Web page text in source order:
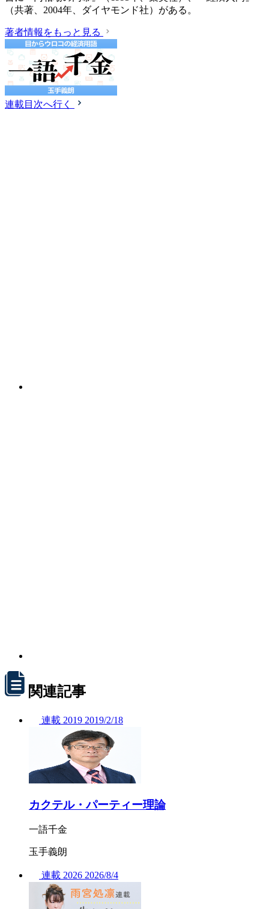
（共著、2004年、ダイヤモンド社）がある。
著者情報をもっと見る
連載目次へ行く
関連記事
連載 2019 2019/2/18
カクテル・パーティー理論
一語千金
玉手義朗
連載 2026 2026/8/4